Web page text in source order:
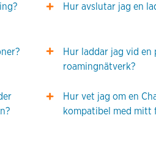
Hur avslutar jag en
Hur laddar jag vid
roamingnätverk?
Hur vet jag om en
kompatibel med mitt